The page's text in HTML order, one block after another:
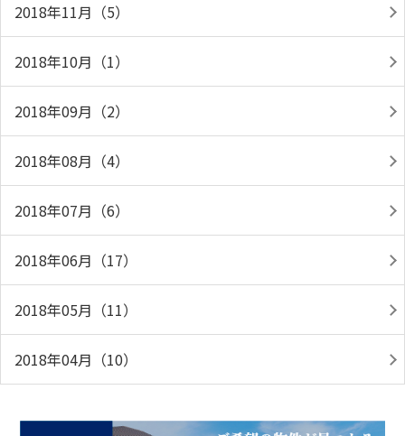
2018年11月（5）
2018年10月（1）
2018年09月（2）
2018年08月（4）
2018年07月（6）
2018年06月（17）
2018年05月（11）
2018年04月（10）